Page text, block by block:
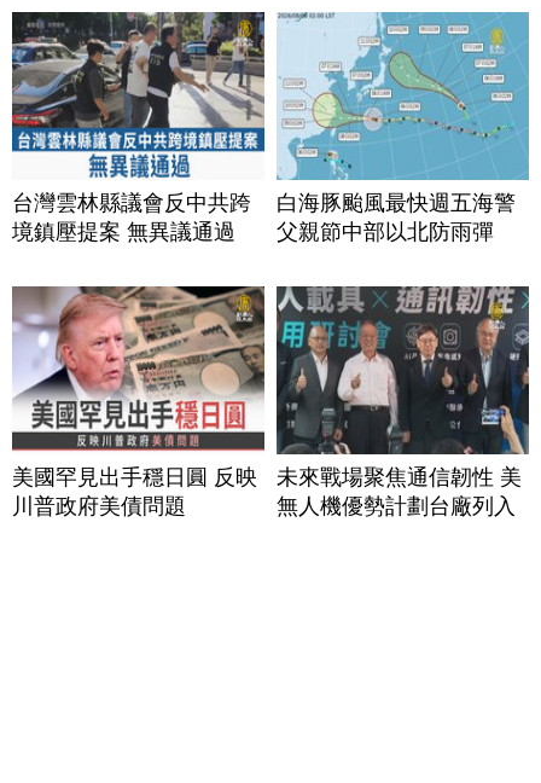
台灣雲林縣議會反中共跨
境鎮壓提案 無異議通過
白海豚颱風最快週五海警
父親節中部以北防雨彈
美國罕見出手穩日圓 反映
川普政府美債問題
未來戰場聚焦通信韌性 美
無人機優勢計劃台廠列入